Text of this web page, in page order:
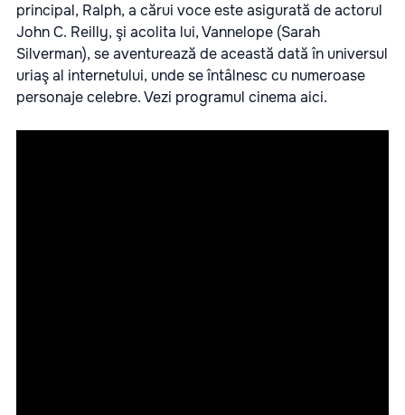
principal, Ralph, a cărui voce este asigurată de actorul
John C. Reilly, şi acolita lui, Vannelope (Sarah
Silverman), se aventurează de această dată în universul
uriaş al internetului, unde se întâlnesc cu numeroase
personaje celebre. Vezi programul cinema aici.